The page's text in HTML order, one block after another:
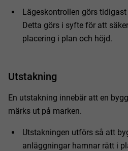
Lägeskontrollen görs
Detta görs i syfte för att
placering i plan och höjd.
Utstakning
En utstakning innebär att en
märks ut på marken.
Utstakningen utförs så att
anläggningar hamnar rätt i